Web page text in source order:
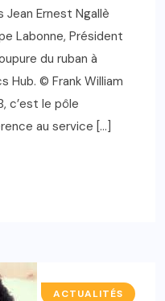
Ernest Ngallè
Labonne, Président
du ruban à
Hub. © Frank William
c’est le pôle
au service […]
ACTUALITÉS